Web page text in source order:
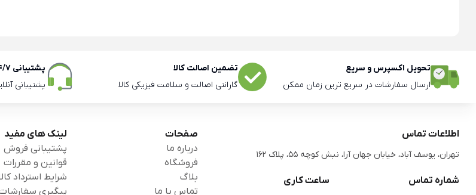
تحویل اکسپرس و سریع
ارسال سفارشات در سریع ترین زمان ممکن
تضمین اصالت کالا
گارانتی اصالت و سلامت فیزیکی کالا
پشتیبانی 24/7
پشتیبانی آنلاین 24 ساعته و تلفنی
اطلاعات تماس
تهران، یوسف آباد، خیابان جهان آرا، نبش کوچه 55، پلاک 162
شماره تماس
ساعت کاری
صفحات
درباره ما
فروشگاه
بلاگ
تماس با ما
لینک های مفید
پشتیبانی فروش
قوانین و مقررات
شرایط استرداد
پیگیری